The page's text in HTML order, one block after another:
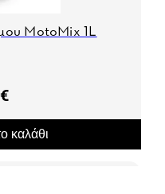
MotoMix 1L
καλάθι